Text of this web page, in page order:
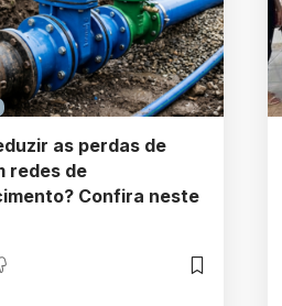
as perdas de
redes de
Confira neste